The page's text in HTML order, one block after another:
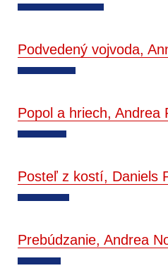
Podvedený vojvoda,
Popol a hriech, Andrea
Posteľ z kostí, Daniels
Prebúdzanie, Andrea